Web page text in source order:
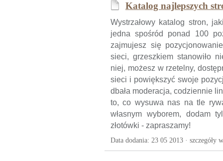
Katalog najlepszych
Wystrzałowy katalog stron,
jedna spośród ponad 100
zajmujesz się
sieci, grzeszkiem stanowiło
niej, możesz w rzetelny,
sieci i powiększyć swoje
dbała moderacja, codziennie
to, co wysuwa nas na tle
własnym wyborem, dodam
złotówki - zapraszamy!
Data dodania: 23 05 2013 · szczegóły